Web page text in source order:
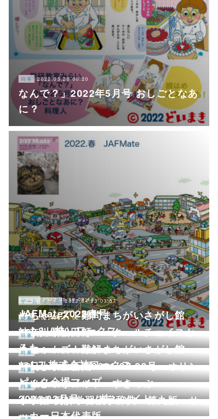
時事 2022.05.20 00:20
なんで？」2022年5月号 おしごとなあ
に？
擬人化 2022.05.19 09:43
JAFMate2022春号
ゲーム・クイズ 2022.04.23 03:57
めちゃムズ！難問まちがいさがし館
vol.8（株）ワークス
時事 2022.03.31 02:46
神奈川県松田町 「クールチョイスか
るた」
時事 2021.12.24 03:09
めちゃムズ！難解まちがいさがし館
vol.7 株式会社ワークス
時事 2021.07.22 23:48
朝日小学生新聞2021.07.23号 オリン
ピック会場マップ
時事 2021.03.04 05:33
がくしゅうメイト すきっぷ
2021.03月号 （株）メイト
時事 2021.02.24 05:12
小学館 例解学習漢字辞典 第九版 サ
ッカー日本代表版